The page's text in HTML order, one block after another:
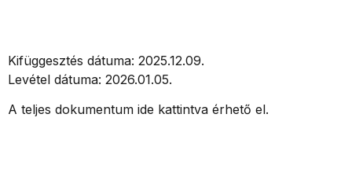
Kifüggesztés dátuma: 2025.12.09.
Levétel dátuma: 2026.01.05.
A teljes dokumentum ide kattintva érhető el.